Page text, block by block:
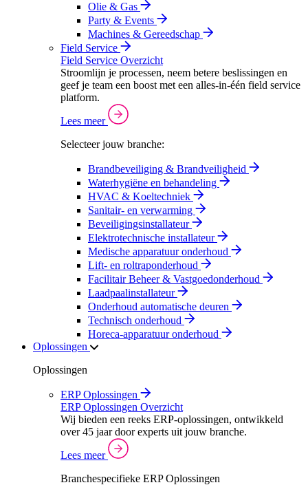
Olie & Gas
Party & Events
Machines & Gereedschap
Field Service
Field Service Overzicht
Stroomlijn je processen, neem betere beslissingen en
geef je team een boost met een alles-in-één field service
platform.
Lees meer
Selecteer jouw branche:
Brandbeveiliging & Brandveiligheid
Waterhygiëne en behandeling
HVAC & Koeltechniek
Sanitair- en verwarming
Beveiligingsinstallateur
Elektrotechnische installateur
Medische apparatuur onderhoud
Lift- en roltraponderhoud
Facilitair Beheer & Vastgoedonderhoud
Laadpaalinstallateur
Onderhoud automatische deuren
Technisch onderhoud
Horeca-apparatuur onderhoud
Oplossingen
Oplossingen
ERP Oplossingen
ERP Oplossingen Overzicht
Wij bieden een reeks ERP-oplossingen, ontwikkeld
over 45 jaar door experts uit jouw branche.
Lees meer
Branchespecifieke ERP Oplossingen